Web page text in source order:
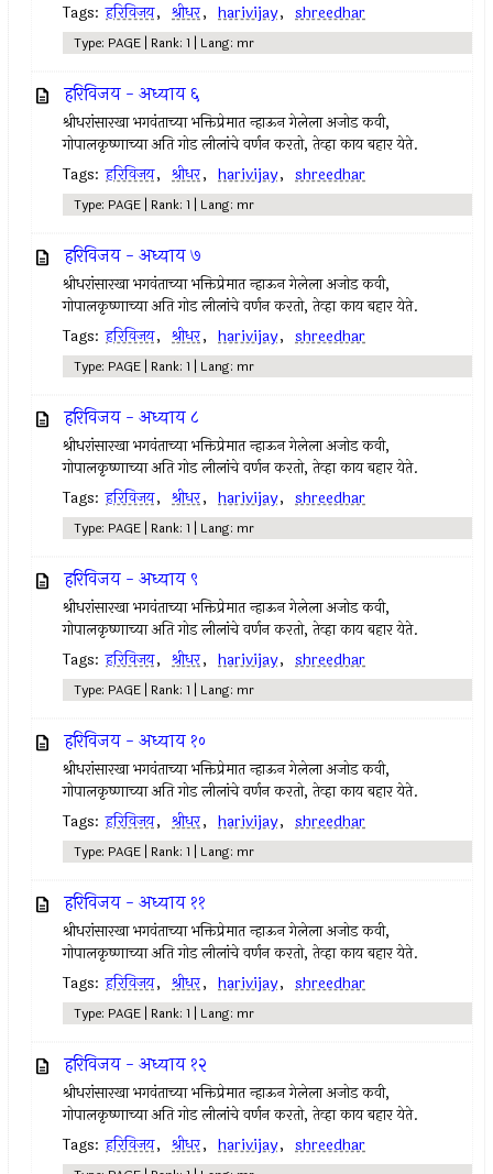
Tags: हरिविजय, श्रीधर, harivijay, shreedhar
Type: PAGE | Rank: 1 | Lang: mr
हरिविजय - अध्याय ६
श्रीधरांसारखा भगवंताच्या भक्तिप्रेमात न्हाऊन गेलेला अजोड कवी,
गोपालकृष्णाच्या अति गोड लीलांचे वर्णन करतो, तेव्हा काय बहार येते.
Tags: हरिविजय, श्रीधर, harivijay, shreedhar
Type: PAGE | Rank: 1 | Lang: mr
हरिविजय - अध्याय ७
श्रीधरांसारखा भगवंताच्या भक्तिप्रेमात न्हाऊन गेलेला अजोड कवी,
गोपालकृष्णाच्या अति गोड लीलांचे वर्णन करतो, तेव्हा काय बहार येते.
Tags: हरिविजय, श्रीधर, harivijay, shreedhar
Type: PAGE | Rank: 1 | Lang: mr
हरिविजय - अध्याय ८
श्रीधरांसारखा भगवंताच्या भक्तिप्रेमात न्हाऊन गेलेला अजोड कवी,
गोपालकृष्णाच्या अति गोड लीलांचे वर्णन करतो, तेव्हा काय बहार येते.
Tags: हरिविजय, श्रीधर, harivijay, shreedhar
Type: PAGE | Rank: 1 | Lang: mr
हरिविजय - अध्याय ९
श्रीधरांसारखा भगवंताच्या भक्तिप्रेमात न्हाऊन गेलेला अजोड कवी,
गोपालकृष्णाच्या अति गोड लीलांचे वर्णन करतो, तेव्हा काय बहार येते.
Tags: हरिविजय, श्रीधर, harivijay, shreedhar
Type: PAGE | Rank: 1 | Lang: mr
हरिविजय - अध्याय १०
श्रीधरांसारखा भगवंताच्या भक्तिप्रेमात न्हाऊन गेलेला अजोड कवी,
गोपालकृष्णाच्या अति गोड लीलांचे वर्णन करतो, तेव्हा काय बहार येते.
Tags: हरिविजय, श्रीधर, harivijay, shreedhar
Type: PAGE | Rank: 1 | Lang: mr
हरिविजय - अध्याय ११
श्रीधरांसारखा भगवंताच्या भक्तिप्रेमात न्हाऊन गेलेला अजोड कवी,
गोपालकृष्णाच्या अति गोड लीलांचे वर्णन करतो, तेव्हा काय बहार येते.
Tags: हरिविजय, श्रीधर, harivijay, shreedhar
Type: PAGE | Rank: 1 | Lang: mr
हरिविजय - अध्याय १२
श्रीधरांसारखा भगवंताच्या भक्तिप्रेमात न्हाऊन गेलेला अजोड कवी,
गोपालकृष्णाच्या अति गोड लीलांचे वर्णन करतो, तेव्हा काय बहार येते.
Tags: हरिविजय, श्रीधर, harivijay, shreedhar